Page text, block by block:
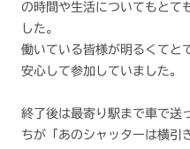
の時間や生活についてもとて
した。
働いている皆様が明るくてと
安心して参加していました。
終了後は最寄り駅まで車で送
ちが「あのシャッターは横引